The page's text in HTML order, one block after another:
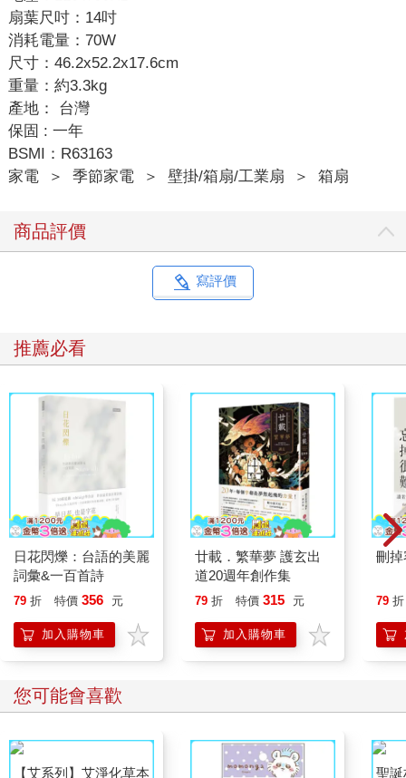
扇葉尺吋：14吋
消耗電量：70W
尺寸：46.2x52.2x17.6cm
重量：約3.3kg
產地： 台灣
保固 : 一年
BSMI：R63163
家電
＞ 季節家電 ＞ 壁掛/箱扇/工業扇 ＞ 箱扇
商品評價
寫評價
推薦必看
日花閃爍：台語的美麗
詞彙&一百首詩
79 折 特價 356 元
加入購物車
廿載．繁華夢 護玄出
道20週年創作集
79 折 特價 315 元
加入購物車
刪
79 折
您可能會喜歡